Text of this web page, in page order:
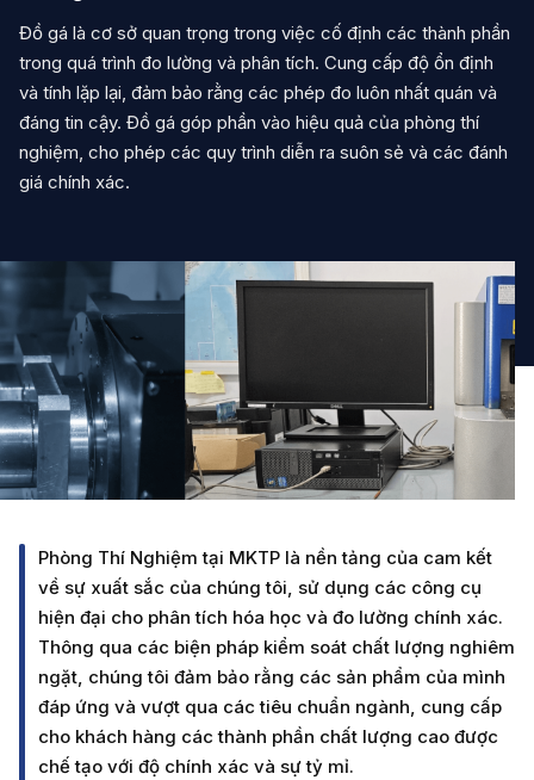
Đồ gá là cơ sở quan trọng trong việc cố định các thành phần
trong quá trình đo lường và phân tích. Cung cấp độ ổn định
và tính lặp lại, đảm bảo rằng các phép đo luôn nhất quán và
đáng tin cậy. Đồ gá góp phần vào hiệu quả của phòng thí
nghiệm, cho phép các quy trình diễn ra suôn sẻ và các đánh
giá chính xác.
Phòng Thí Nghiệm tại MKTP là nền tảng của cam kết
về sự xuất sắc của chúng tôi, sử dụng các công cụ
hiện đại cho phân tích hóa học và đo lường chính xác.
Thông qua các biện pháp kiểm soát chất lượng nghiêm
ngặt, chúng tôi đảm bảo rằng các sản phẩm của mình
đáp ứng và vượt qua các tiêu chuẩn ngành, cung cấp
cho khách hàng các thành phần chất lượng cao được
chế tạo với độ chính xác và sự tỷ mỉ.